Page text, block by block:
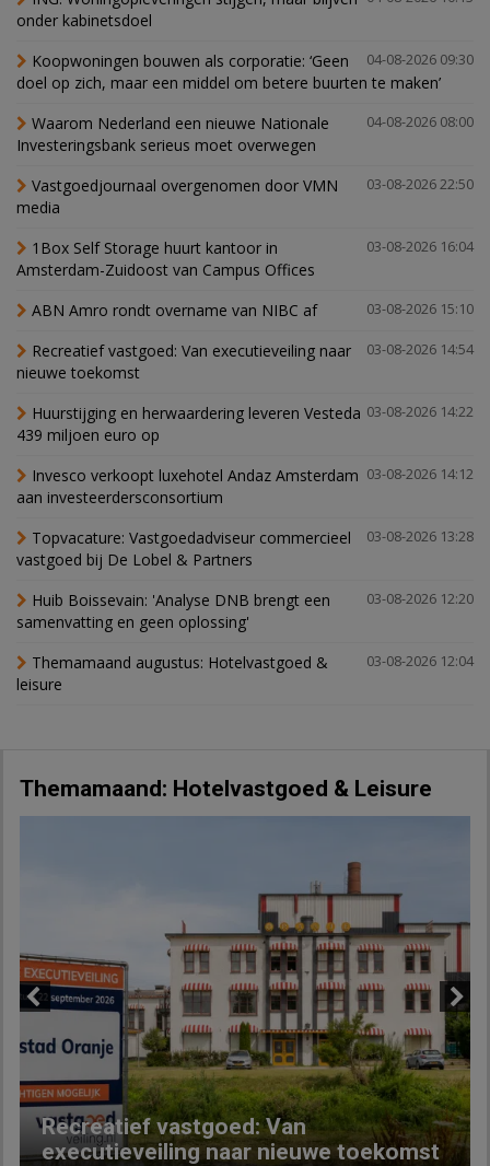
onder kabinetsdoel
04-08-2026 09:30
Koopwoningen bouwen als corporatie: ‘Geen
doel op zich, maar een middel om betere buurten te maken’
04-08-2026 08:00
Waarom Nederland een nieuwe Nationale
Investeringsbank serieus moet overwegen
03-08-2026 22:50
Vastgoedjournaal overgenomen door VMN
media
03-08-2026 16:04
1Box Self Storage huurt kantoor in
Amsterdam-Zuidoost van Campus Offices
03-08-2026 15:10
ABN Amro rondt overname van NIBC af
03-08-2026 14:54
Recreatief vastgoed: Van executieveiling naar
nieuwe toekomst
03-08-2026 14:22
Huurstijging en herwaardering leveren Vesteda
439 miljoen euro op
03-08-2026 14:12
Invesco verkoopt luxehotel Andaz Amsterdam
aan investeerdersconsortium
03-08-2026 13:28
Topvacature: Vastgoedadviseur commercieel
vastgoed bij De Lobel & Partners
03-08-2026 12:20
Huib Boissevain: 'Analyse DNB brengt een
samenvatting en geen oplossing'
03-08-2026 12:04
Themamaand augustus: Hotelvastgoed &
leisure
Themamaand: Hotelvastgoed & Leisure
Recreatief vastgoed: Van
executieveiling naar nieuwe toekomst
Next